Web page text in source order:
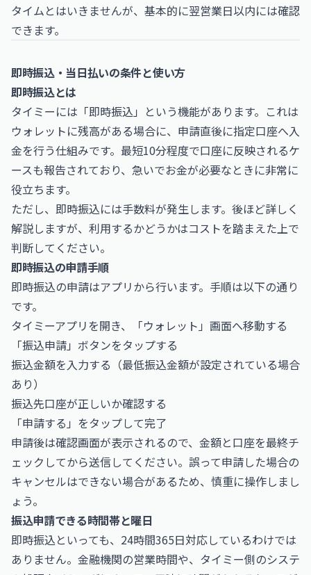
タイムとはいきませんが、基本的に翌営業日以内には確認
できます。
即時振込・当日払いの条件と使い方
即時振込とは
タイミーには「即時振込」という機能があります。これは
ウォレットに残高がある場合に、申請直後に指定口座へ入
金を行う仕組みです。最短10分程度で口座に反映されるケ
ースも報告されており、急いでお金が必要なときに非常に
役立ちます。
ただし、即時振込には手数料が発生します。後ほど詳しく
解説しますが、利用するかどうかはコストを踏まえた上で
判断してください。
即時振込の申請手順
即時振込の申請はアプリから行います。手順は以下の通り
です。
タイミーアプリを開き、「ウォレット」画面へ移動する
「振込申請」ボタンをタップする
振込金額を入力する（最低振込金額が設定されている場合
あり）
振込先口座が正しいか確認する
「申請する」をタップして完了
申請後は確認画面が表示されるので、金額と口座を最終チ
ェックしてから送信してください。誤って申請した場合の
キャンセルはできない場合があるため、慎重に操作しまし
ょう。
振込申請できる時間帯と曜日
即時振込といっても、24時間365日対応しているわけでは
ありません。金融機関の営業時間や、タイミー側のシステ